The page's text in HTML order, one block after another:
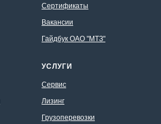
Сертификаты
Вакансии
Гайдбук ОАО "МТЗ"
УСЛУГИ
Сервис
Лизинг
Грузоперевозки